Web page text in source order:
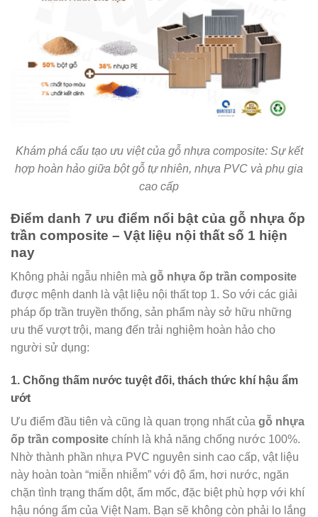
Khám phá cấu tạo ưu việt của gỗ nhựa composite: Sự kết
hợp hoàn hảo giữa bột gỗ tự nhiên, nhựa PVC và phụ gia
cao cấp
Điểm danh 7 ưu điểm nổi bật của gỗ nhựa ốp
trần composite – Vật liệu nội thất số 1 hiện
nay
Không phải ngẫu nhiên mà gỗ nhựa ốp trần composite
được mệnh danh là vật liệu nội thất top 1. So với các giải
pháp ốp trần truyền thống, sản phẩm này sở hữu những
ưu thế vượt trội, mang đến trải nghiệm hoàn hảo cho
người sử dụng:
1. Chống thấm nước tuyệt đối, thách thức khí hậu ẩm
ướt
Ưu điểm đầu tiên và cũng là quan trọng nhất của gỗ nhựa
ốp trần composite chính là khả năng chống nước 100%.
Nhờ thành phần nhựa PVC nguyên sinh cao cấp, vật liệu
này hoàn toàn “miễn nhiễm” với độ ẩm, hơi nước, ngăn
chặn tình trạng thấm dột, ẩm mốc, đặc biệt phù hợp với khí
hậu nóng ẩm của Việt Nam. Bạn sẽ không còn phải lo lắng